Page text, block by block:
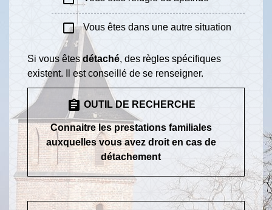
check_box_outline_blank Vous êtes dans une autre situation
Si vous êtesdétaché, des règles spécifiques
existent. Il est conseillé de se renseigner.
assignment OUTIL DE RECHERCHE
Connaitre les prestations familiales
auxquelles vous avez droit en cas de
détachement